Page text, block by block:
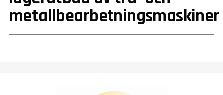
metallbearbetningsmaskiner